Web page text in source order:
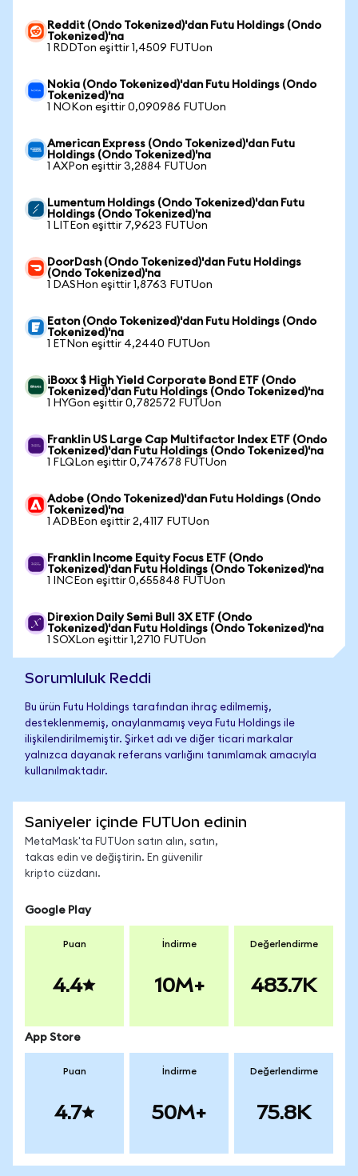
Reddit (Ondo Tokenized)'dan Futu Holdings (Ondo
Tokenized)'na
1 RDDTon eşittir 1,4509 FUTUon
Nokia (Ondo Tokenized)'dan Futu Holdings (Ondo
Tokenized)'na
1 NOKon eşittir 0,090986 FUTUon
American Express (Ondo Tokenized)'dan Futu
Holdings (Ondo Tokenized)'na
1 AXPon eşittir 3,2884 FUTUon
Lumentum Holdings (Ondo Tokenized)'dan Futu
Holdings (Ondo Tokenized)'na
1 LITEon eşittir 7,9623 FUTUon
DoorDash (Ondo Tokenized)'dan Futu Holdings
(Ondo Tokenized)'na
1 DASHon eşittir 1,8763 FUTUon
Eaton (Ondo Tokenized)'dan Futu Holdings (Ondo
Tokenized)'na
1 ETNon eşittir 4,2440 FUTUon
iBoxx $ High Yield Corporate Bond ETF (Ondo
Tokenized)'dan Futu Holdings (Ondo Tokenized)'na
1 HYGon eşittir 0,782572 FUTUon
Franklin US Large Cap Multifactor Index ETF (Ondo
Tokenized)'dan Futu Holdings (Ondo Tokenized)'na
1 FLQLon eşittir 0,747678 FUTUon
Adobe (Ondo Tokenized)'dan Futu Holdings (Ondo
Tokenized)'na
1 ADBEon eşittir 2,4117 FUTUon
Franklin Income Equity Focus ETF (Ondo
Tokenized)'dan Futu Holdings (Ondo Tokenized)'na
1 INCEon eşittir 0,655848 FUTUon
Direxion Daily Semi Bull 3X ETF (Ondo
Tokenized)'dan Futu Holdings (Ondo Tokenized)'na
1 SOXLon eşittir 1,2710 FUTUon
Sorumluluk Reddi
Bu ürün Futu Holdings tarafından ihraç edilmemiş,
desteklenmemiş, onaylanmamış veya Futu Holdings ile
ilişkilendirilmemiştir. Şirket adı ve diğer ticari markalar
yalnızca dayanak referans varlığını tanımlamak amacıyla
kullanılmaktadır.
Saniyeler içinde FUTUon edinin
MetaMask'ta FUTUon satın alın, satın,
takas edin ve değiştirin. En güvenilir
kripto cüzdanı.
Google Play
Puan
4.4
İndirme
10M+
Değerlendirme
483.7K
App Store
Puan
4.7
İndirme
50M+
Değerlendirme
75.8K